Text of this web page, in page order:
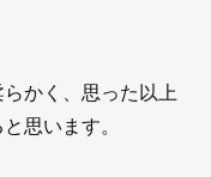
かく、思った以上
思います。